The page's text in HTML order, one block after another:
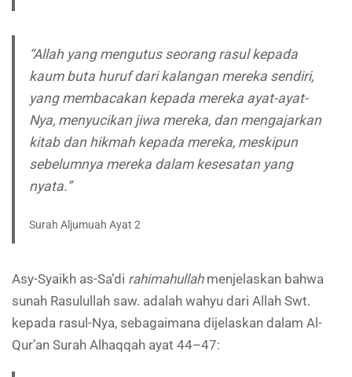
“Allah yang mengutus seorang rasul kepada
kaum buta huruf dari kalangan mereka sendiri,
yang membacakan kepada mereka ayat-ayat-
Nya, menyucikan jiwa mereka, dan mengajarkan
kitab dan hikmah kepada mereka, meskipun
sebelumnya mereka dalam kesesatan yang
nyata.”
Surah Aljumuah Ayat 2
Asy-Syaikh as-Sa’di rahimahullahmenjelaskan bahwa
sunah Rasulullah saw. adalah wahyu dari Allah Swt.
kepada rasul-Nya, sebagaimana dijelaskan dalam Al-
Qur’an Surah Alhaqqah ayat 44–47: